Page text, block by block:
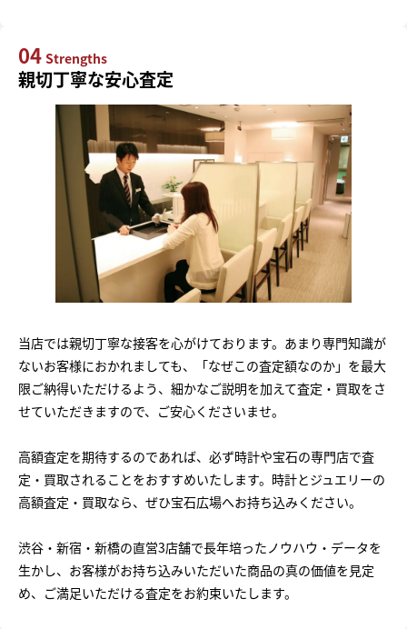
04 Strengths
親切丁寧な安心査定
当店では親切丁寧な接客を心がけております。あまり専門知識が
ないお客様におかれましても、「なぜこの査定額なのか」を最大
限ご納得いただけるよう、細かなご説明を加えて査定・買取をさ
せていただきますので、ご安心くださいませ。
高額査定を期待するのであれば、必ず時計や宝石の専門店で査
定・買取されることをおすすめいたします。時計とジュエリーの
高額査定・買取なら、ぜひ宝石広場へお持ち込みください。
渋谷・新宿・新橋の直営3店舗で長年培ったノウハウ・データを
生かし、お客様がお持ち込みいただいた商品の真の価値を見定
め、ご満足いただける査定をお約束いたします。